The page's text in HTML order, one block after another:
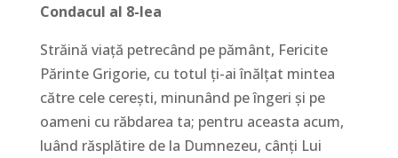
Condacul al 8-lea
Străină viaţă petrecând pe pământ, Fericite
Părinte Grigorie, cu totul ţi-ai înălţat mintea
către cele cereşti, minunând pe îngeri şi pe
oameni cu răbdarea ta; pentru aceasta acum,
luând răsplătire de la Dumnezeu, cânţi Lui